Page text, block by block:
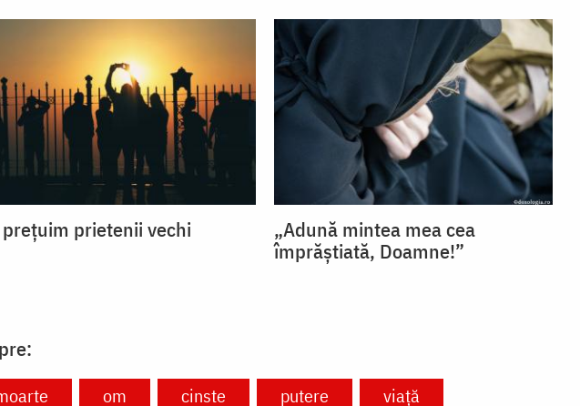
prețuim prietenii vechi
„Adună mintea mea cea
împrăștiată, Doamne!”
om cinste putere
viață